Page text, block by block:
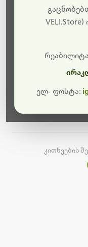
მიმდინარეობს
მალე ისევ
კითხვების
ელ- ფოსტა: